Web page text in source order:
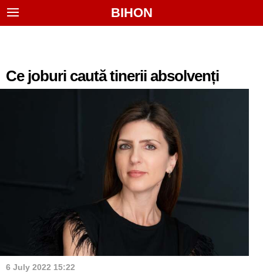
BIHON
Ce joburi caută tinerii absolvenți
6 July 2022 15:22